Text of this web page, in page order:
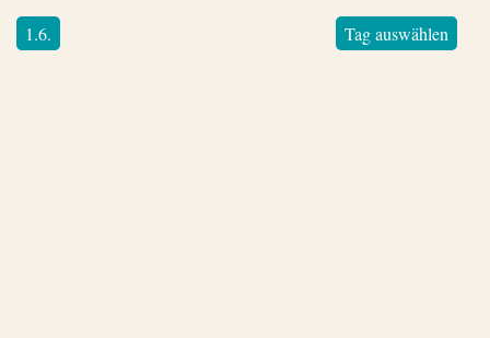
1.6. Tag auswählen